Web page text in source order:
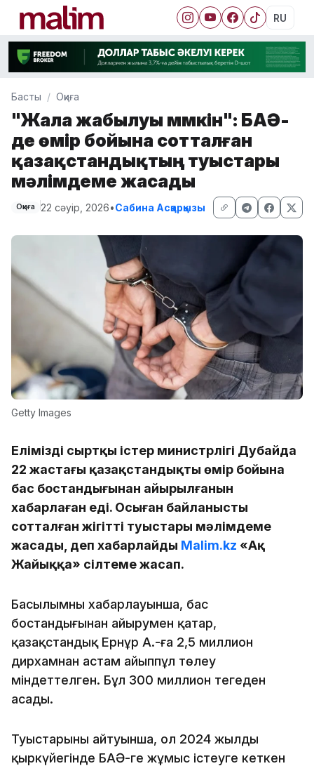
RU
Басты Оқиға
"Жала жабылуы мүмкін": БАӘ-
де өмір бойына сотталған
қазақстандықтың туыстары
мәлімдеме жасады
Оқиға 22 сәуір, 2026•Сабина Асқарқызы
Getty Images
Еліміздің сыртқы істер министрлігі Дубайда
22 жастағы қазақстандықтың өмір бойына
бас бостандығынан айырылғанын
хабарлаған еді. Осыған байланысты
сотталған жігіттің туыстары мәлімдеме
жасады, деп хабарлайды Malim.kz «Ақ
Жайыққа» сілтеме жасап.
Басылымның хабарлауынша, бас
бостандығынан айырумен қатар,
қазақстандық Ернұр А.-ға 2,5 миллион
дирхамнан астам айыппұл төлеу
міндеттелген. Бұл 300 миллион теңгеден
асады.
Туыстарының айтуынша, ол 2024 жылдың
қыркүйегінде БАӘ-ге жұмыс істеуге кеткен